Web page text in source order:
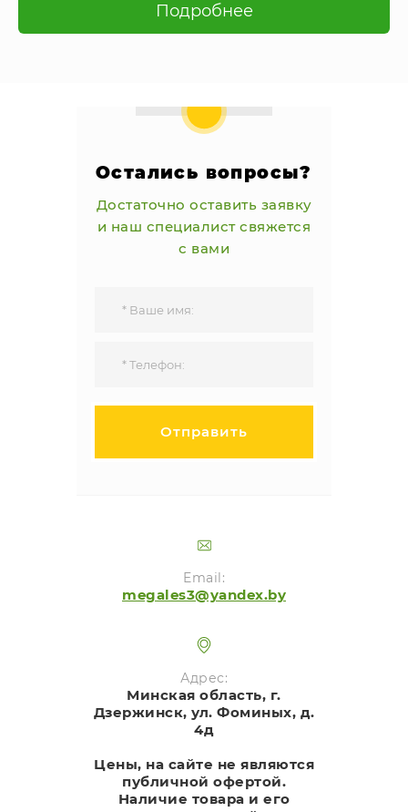
Подробнее
Остались вопросы?
Достаточно оставить заявку
и наш специалист свяжется
с вами
Отправить
Email:
megales3@yandex.by
Адрес:
Минская область, г.
Дзержинск, ул. Фоминых, д.
4д
Цены, на сайте не являются
публичной офертой.
Наличие товара и его